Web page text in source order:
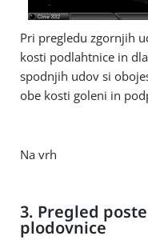
Pri pregledu zgornjih
kosti podlahtnice in
spodnjih udov si
obe kosti goleni in
Na vrh
3. Pregled
plodovnice